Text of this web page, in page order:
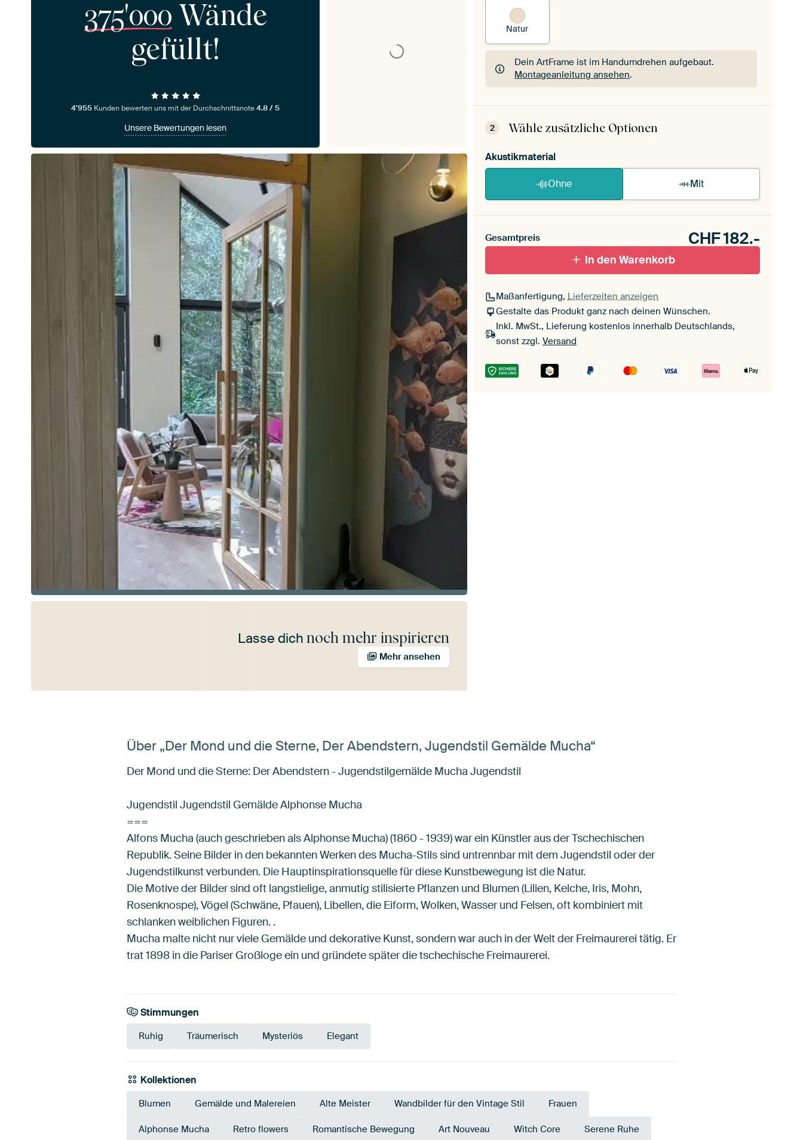
Natur
Dein ArtFrame ist im Handumdrehen aufgebaut.
Montageanleitung ansehen.
Dein ArtFrame ist im Handumdrehen aufgebaut.
2 Wähle zusätzliche Optionen
Akustikmaterial
Ohne Mit
Gesamtpreis CHF182.-
In den Warenkorb
Maßanfertigung, Lieferzeiten anzeigen
Gestalte das Produkt ganz nach deinen Wünschen.
Inkl. MwSt., Lieferung kostenlos innerhalb Deutschlands,
sonst zzgl. Versand
375'000 Wände
gefüllt!
4'955 Kunden bewerten uns mit der Durchschnittsnote4.8 / 5
Unsere Bewertungen lesen
Lasse dich noch mehr inspirieren
Mehr ansehen
Über „Der Mond und die Sterne, Der Abendstern, Jugendstil Gemälde Mucha“
Der Mond und die Sterne: Der Abendstern - Jugendstilgemälde Mucha Jugendstil
Jugendstil Jugendstil Gemälde Alphonse Mucha
===
Alfons Mucha (auch geschrieben als Alphonse Mucha) (1860 - 1939) war ein Künstler aus der Tschechischen
Republik. Seine Bilder in den bekannten Werken des Mucha-Stils sind untrennbar mit dem Jugendstil oder der
Jugendstilkunst verbunden. Die Hauptinspirationsquelle für diese Kunstbewegung ist die Natur.
Die Motive der Bilder sind oft langstielige, anmutig stilisierte Pflanzen und Blumen (Lilien, Kelche, Iris, Mohn,
Rosenknospe), Vögel (Schwäne, Pfauen), Libellen, die Eiform, Wolken, Wasser und Felsen, oft kombiniert mit
schlanken weiblichen Figuren. .
Mucha malte nicht nur viele Gemälde und dekorative Kunst, sondern war auch in der Welt der Freimaurerei tätig. Er
trat 1898 in die Pariser Großloge ein und gründete später die tschechische Freimaurerei.
Stimmungen
Ruhig Träumerisch Mysteriös Elegant
Kollektionen
Blumen Gemälde und Malereien Alte Meister Wandbilder für den Vintage Stil Frauen
Alphonse Mucha Retro flowers Romantische Bewegung Art Nouveau Witch Core Serene Ruhe